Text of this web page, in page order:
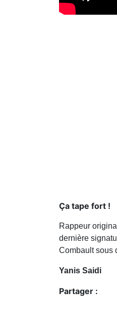
Ça tape fort !
Rappeur
dernière
Combault sous
Yanis Saidi
Partager :